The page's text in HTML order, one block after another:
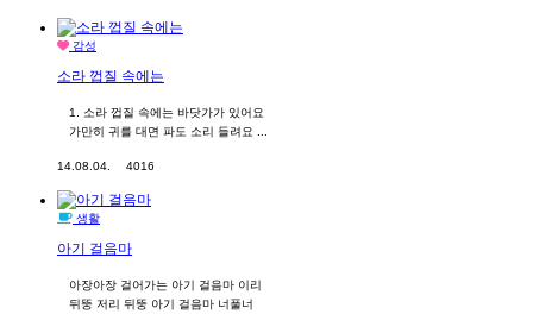
감성
소라 껍질 속에는
1. 소라 껍질 속에는 바닷가가 있어요
가만히 귀를 대면 파도 소리 들려요 ...
14.08.04. 4016
생활
아기 걸음마
아장아장 걸어가는 아기 걸음마 이리
뒤뚱 저리 뒤뚱 아기 걸음마 너풀너